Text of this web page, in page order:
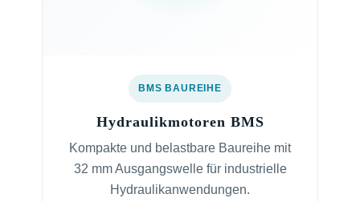
BMS BAUREIHE
Hydraulikmotoren BMS
Kompakte und belastbare Baureihe mit
32 mm Ausgangswelle für industrielle
Hydraulikanwendungen.